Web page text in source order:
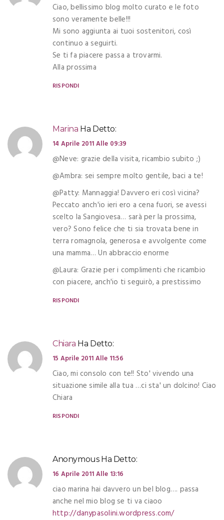
Ciao, bellissimo blog molto curato e le foto
sono veramente belle!!!
Mi sono aggiunta ai tuoi sostenitori, così
continuo a seguirti.
Se ti fa piacere passa a trovarmi.
Alla prossima
RISPONDI
Marina Ha Detto:
14 Aprile 2011 Alle 09:39
@Neve: grazie della visita, ricambio subito ;)
@Ambra: sei sempre molto gentile, baci a te!
@Patty: Mannaggia! Davvero eri così vicina?
Peccato anch'io ieri ero a cena fuori, se avessi
scelto la Sangiovesa… sarà per la prossima,
vero? Sono felice che ti sia trovata bene in
terra romagnola, generosa e avvolgente come
una mamma… Un abbraccio enorme
@Laura: Grazie per i complimenti che ricambio
con piacere, anch'io ti seguirò, a prestissimo
RISPONDI
Chiara Ha Detto:
15 Aprile 2011 Alle 11:56
Ciao, mi consolo con te!! Sto' vivendo una
situazione simile alla tua …ci sta' un dolcino! Ciao
Chiara
RISPONDI
Anonymous Ha Detto:
16 Aprile 2011 Alle 13:16
ciao marina hai davvero un bel blog…. passa
anche nel mio blog se ti va ciaoo
http://danypasolini.wordpress.com/